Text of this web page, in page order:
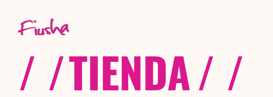
/ /TIENDA/ /